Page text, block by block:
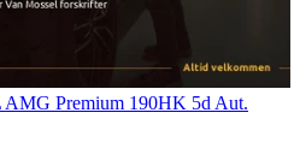
AMG Premium 190HK 5d Aut.